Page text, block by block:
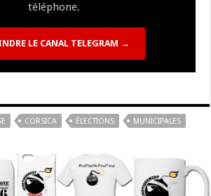
téléphone.
LE CANAL TELEGRAM →
CORSICA ÉLECTIONS MUNICIPALES